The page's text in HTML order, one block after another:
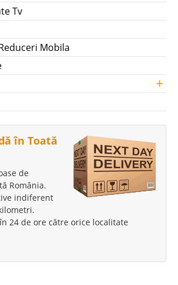
Tv
Mobila
+
în Toată
de
România.
indiferent
24 de ore către orice localitate